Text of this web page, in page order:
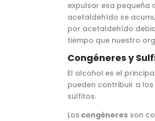
expulsar esa pequeña
acetaldehído se
por acetaldehído
tiempo que nuestro
Congéneres y
El alcohol es el
pueden contribuir a
sulfitos.
Los congéneres son